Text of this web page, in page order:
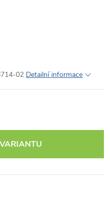
02 Detailní informace